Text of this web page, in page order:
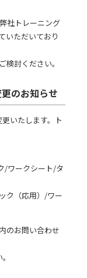
社トレーニング
いただいており
討ください。
のお知らせ
いたします。ト
/ワークシート/タ
ク（応用）/ワー
のお問い合わせ